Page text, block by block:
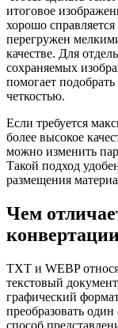
итоговое
хорошо справляется
перегружен
качестве. Для
сохраняемых
помогает
четкостью.
Если требуется
более высокое
можно изменить
Такой подход
размещения
Чем
TXT и WEBP
текстовый
графический
преобразовать
способ